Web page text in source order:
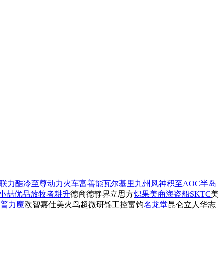
联力酷冷至尊动力火车富善能瓦尔基里九州风神积至AOC半岛
喆优品放牧者耕升德商德静界立思方炽果美商海盗船SKTC美
普力魔欧智嘉仕美火鸟超微研锦工控富钧名龙堂昆仑立人 华志